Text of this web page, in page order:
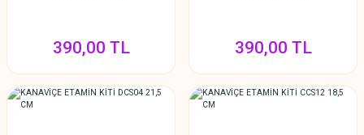
390,00 TL 390,00 TL